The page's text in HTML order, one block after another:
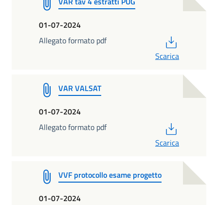
01-07-2024
Allegato formato pdf
Scarica
VAR VALSAT
01-07-2024
Allegato formato pdf
Scarica
VVF protocollo esame progetto
01-07-2024